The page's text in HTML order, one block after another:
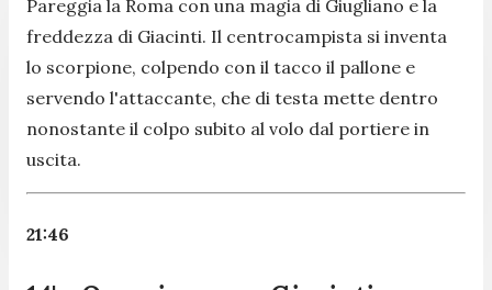
Pareggia la Roma con una magia di Giugliano e la
freddezza di Giacinti. Il centrocampista si inventa
lo scorpione, colpendo con il tacco il pallone e
servendo l'attaccante, che di testa mette dentro
nonostante il colpo subito al volo dal portiere in
uscita.
21:46